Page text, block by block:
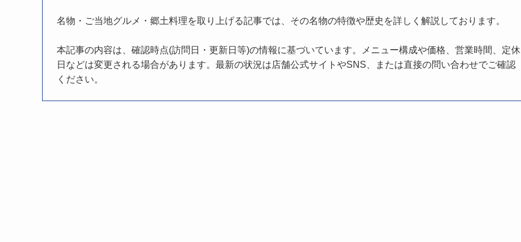
名物・ご当地グルメ・郷土料理を取り上げる記事では、その名物の特徴や歴史を詳しく解説しております。
本記事の内容は、確認時点(訪問日・更新日等)の情報に基づいています。メニュー構成や価格、営業時間、定休
日などは変更される場合があります。最新の状況は店舗公式サイトやSNS、または直接の問い合わせでご確認
ください。